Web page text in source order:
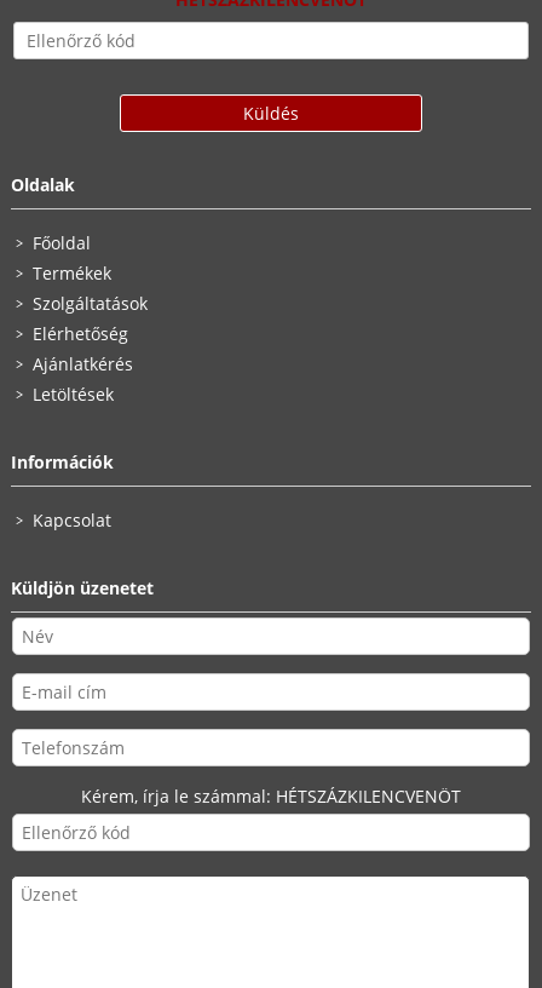
Oldalak
Főoldal
Termékek
Szolgáltatások
Elérhetőség
Ajánlatkérés
Letöltések
Információk
Kapcsolat
Küldjön üzenetet
Kérem, írja le számmal: HÉTSZÁZKILENCVENÖT